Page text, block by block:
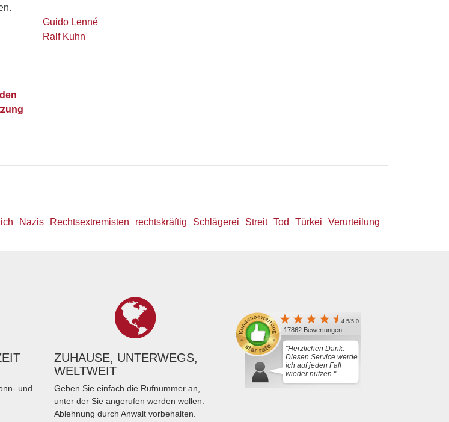
Guido Lenné
Ralf Kuhn
Nazis Rechtsextremisten rechtskräftig Schlägerei Streit Tod Türkei Verurteilung
und
ZUHAUSE, UNTERWEGS,
WELTWEIT
Geben Sie einfach die Rufnummer an,
unter der Sie angerufen werden wollen.
Ablehnung durch Anwalt vorbehalten.
4.5/5.0
17862 Bewertungen
"Herzlichen Dank.
Diesen Service werde
ich auf jeden Fall
wieder nutzen."